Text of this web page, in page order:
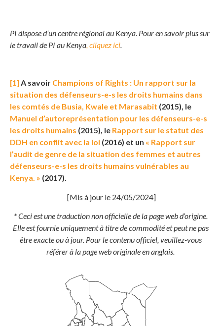
PI dispose d’un centre régional au Kenya. Pour en savoir plus sur
le travail de PI au Kenya , cliquez ici
[1] A savoir Champions of Rights : Un rapport sur la
situation des défenseurs-e-s les droits humains dans
les comtés de Busia, Kwale et Marasabit (2015), le
Manuel d’autoreprésentation pour les défenseurs-e-s
les droits humains (2015), le Rapport sur le statut des
DDH en conflit avec la loi (2016) et un « Rapport sur
l’audit de genre de la situation des femmes et autres
défenseurs-e-s les droits humains vulnérables au
Kenya. » (2017).
[Mis à jour le 24/05/2024]
* Ceci est une traduction non officielle de la page web d’origine.
Elle est fournie uniquement à titre de commodité et peut ne pas
être exacte ou à jour. Pour le contenu officiel, veuillez-vous
référer à la page web originale en anglais.